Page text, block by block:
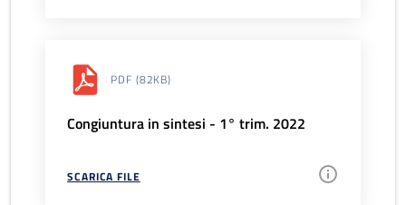
PDF (82KB)
Congiuntura in sintesi - 1° trim. 2022
SCARICA FILE